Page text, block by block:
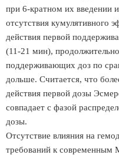
при 6-кратном их введении
отсутствия кумулятивного
действия первой
(11-21 мин),
поддерживающих доз по
дольше. Считается, что
действия первой дозы
совпадает с фазой
дозы.
Отсутствие влияния на
требований к современным